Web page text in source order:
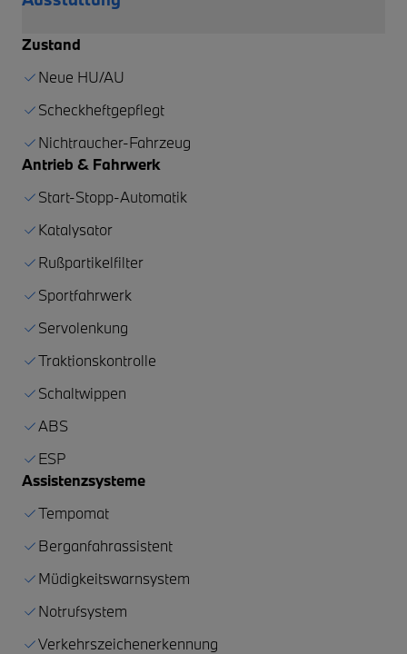
Zustand
Neue HU/AU
Scheckheftgepflegt
Nichtraucher-Fahrzeug
Antrieb & Fahrwerk
Start-Stopp-Automatik
Katalysator
Rußpartikelfilter
Sportfahrwerk
Servolenkung
Traktionskontrolle
Schaltwippen
ABS
ESP
Assistenzsysteme
Tempomat
Berganfahrassistent
Müdigkeitswarnsystem
Notrufsystem
Verkehrszeichenerkennung